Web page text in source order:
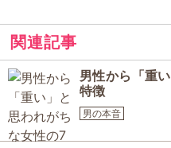
関連記事
男性から「重
特徴
男の本音